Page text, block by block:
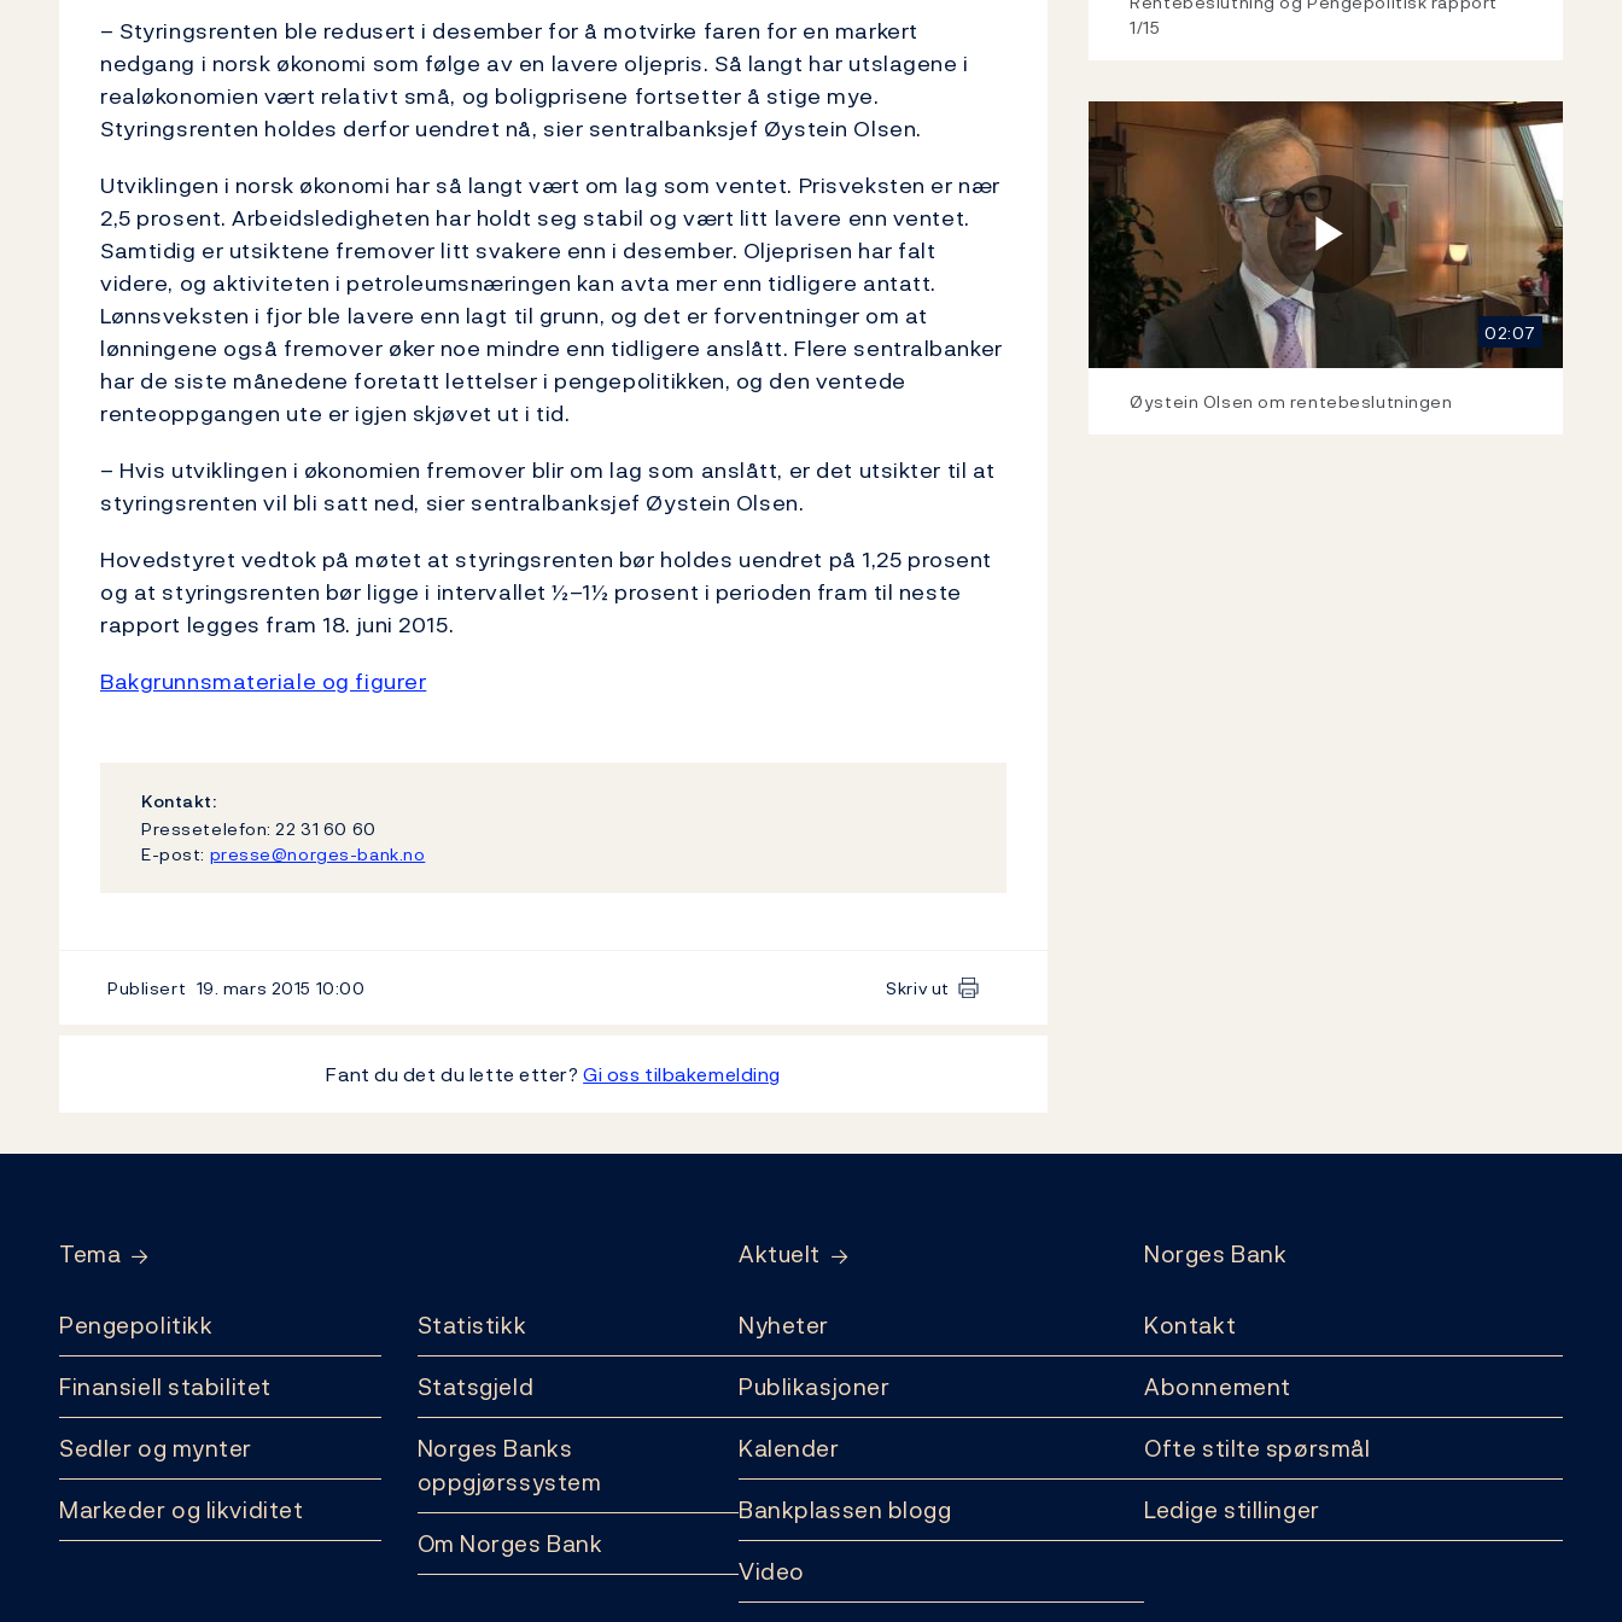
– Styringsrenten ble redusert i desember for å motvirke faren for en markert
nedgang i norsk økonomi som følge av en lavere oljepris. Så langt har utslagene i
realøkonomien vært relativt små, og boligprisene fortsetter å stige mye.
Styringsrenten holdes derfor uendret nå, sier sentralbanksjef Øystein Olsen.
Utviklingen i norsk økonomi har så langt vært om lag som ventet. Prisveksten er nær
2,5 prosent. Arbeidsledigheten har holdt seg stabil og vært litt lavere enn ventet.
Samtidig er utsiktene fremover litt svakere enn i desember. Oljeprisen har falt
videre, og aktiviteten i petroleumsnæringen kan avta mer enn tidligere antatt.
Lønnsveksten i fjor ble lavere enn lagt til grunn, og det er forventninger om at
lønningene også fremover øker noe mindre enn tidligere anslått. Flere sentralbanker
har de siste månedene foretatt lettelser i pengepolitikken, og den ventede
renteoppgangen ute er igjen skjøvet ut i tid.
– Hvis utviklingen i økonomien fremover blir om lag som anslått, er det utsikter til at
styringsrenten vil bli satt ned, sier sentralbanksjef Øystein Olsen.
Hovedstyret vedtok på møtet at styringsrenten bør holdes uendret på 1,25 prosent
og at styringsrenten bør ligge i intervallet ½–1½ prosent i perioden fram til neste
rapport legges fram 18. juni 2015.
Bakgrunnsmateriale og figurer
Kontakt:
Pressetelefon: 22 31 60 60
E-post: presse@norges-bank.no
Publisert 19. mars 2015 10:00 Skriv ut
Fant du det du lette etter?Gi oss tilbakemelding
1/15
Play
Video
02:07
Øystein Olsen om rentebeslutningen
Tema
Pengepolitikk
Finansiell stabilitet
Sedler og mynter
Markeder og likviditet
Statistikk
Statsgjeld
Norges Banks
oppgjørssystem
Om Norges Bank
Aktuelt
Nyheter
Publikasjoner
Kalender
Bankplassen blogg
Video
Norges Bank
Kontakt
Abonnement
Ofte stilte spørsmål
Ledige stillinger